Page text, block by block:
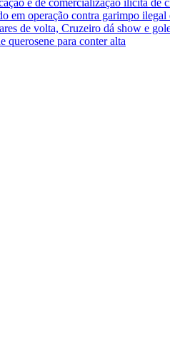
e de comercialização ilícita de
em operação contra garimpo
de volta, Cruzeiro dá show e
querosene para conter alta